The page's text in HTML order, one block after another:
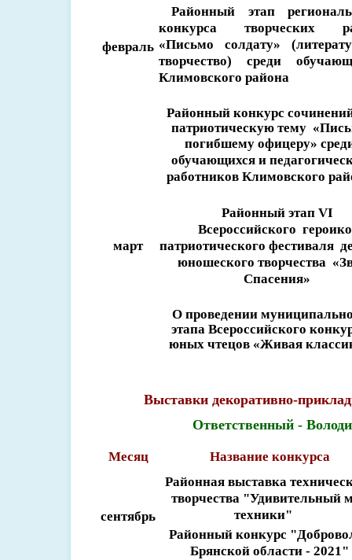
февраль
Районный этап
конкурса творческих
«Письмо солдату»
творчество) среди
Климовского района
Районный конкурс
патриотическую тему
погибшему офицеру»
обучающихся и
работников Климовского
март
Районный этап VI
Всероссийского
патриотического фестиваля
юношеского творчества
Спасения»
О проведении
этапа Всероссийского
юных чтецов «Живая
Выставки декоративно-
Ответственный -
Месяц Название конкурса
сентябрь
Районная выставка
творчества "Удивительный
техники"
Районный конкурс
Брянской области - 2021"